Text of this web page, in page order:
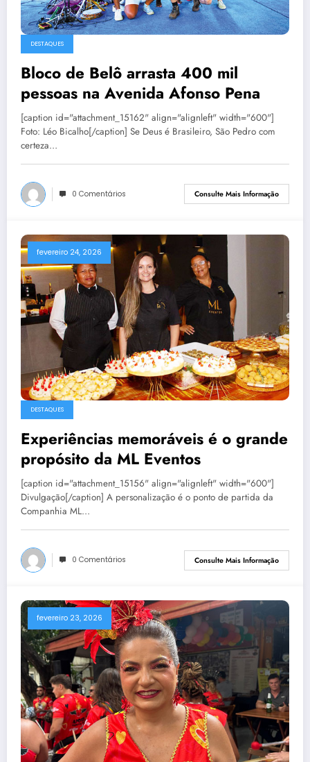
DESTAQUES
Bloco de Belô arrasta 400 mil
pessoas na Avenida Afonso Pena
[caption id="attachment_15162" align="alignleft" width="600"]
Foto: Léo Bicalho[/caption] Se Deus é Brasileiro, São Pedro com
certeza…
0 Comentários Consulte Mais Informação
fevereiro 24, 2026
DESTAQUES
Experiências memoráveis é o grande
propósito da ML Eventos
[caption id="attachment_15156" align="alignleft" width="600"]
Divulgação[/caption] A personalização é o ponto de partida da
Companhia ML…
0 Comentários Consulte Mais Informação
fevereiro 23, 2026